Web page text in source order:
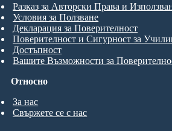
Относно
За нас
Свържете се с нас
Разказ за Авторски Права и
Условия за Ползване
Декларация за Поверителност
Поверителност и Сигурност за
Достъпност
Вашите Възможности за